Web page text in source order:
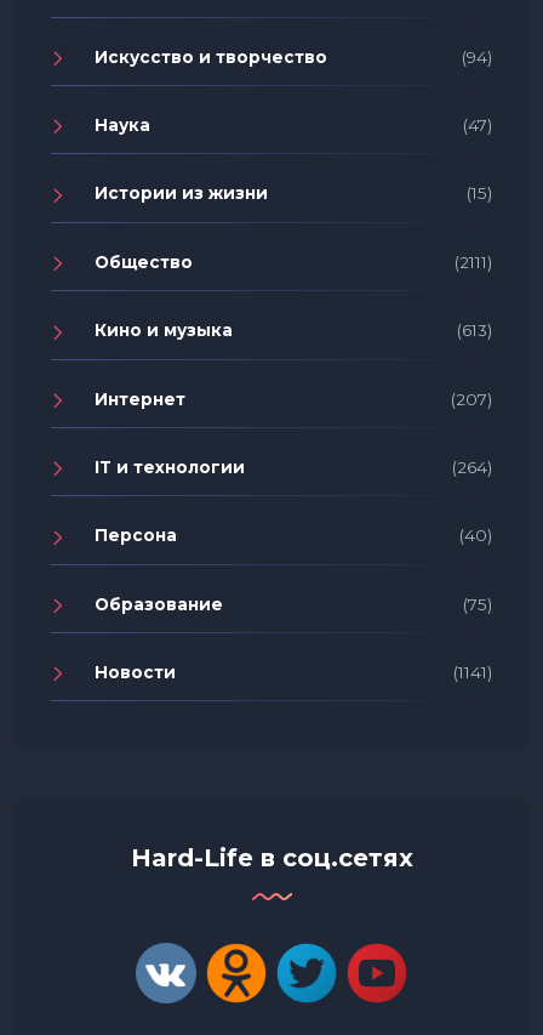
Искусство и творчество (94)
Наука (47)
Истории из жизни (15)
Общество (2111)
Кино и музыка (613)
Интернет (207)
IT и технологии (264)
Персона (40)
Образование (75)
Новости (1141)
Hard-Life в соц.сетях